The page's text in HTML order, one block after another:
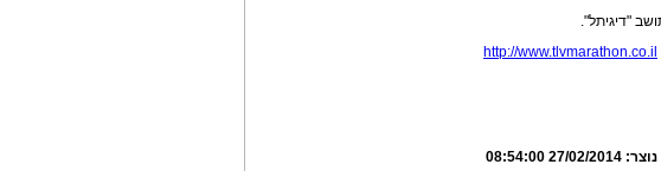
http://www.tlvmarathon.co.il
נוצר:27/02/2014 08:54:00